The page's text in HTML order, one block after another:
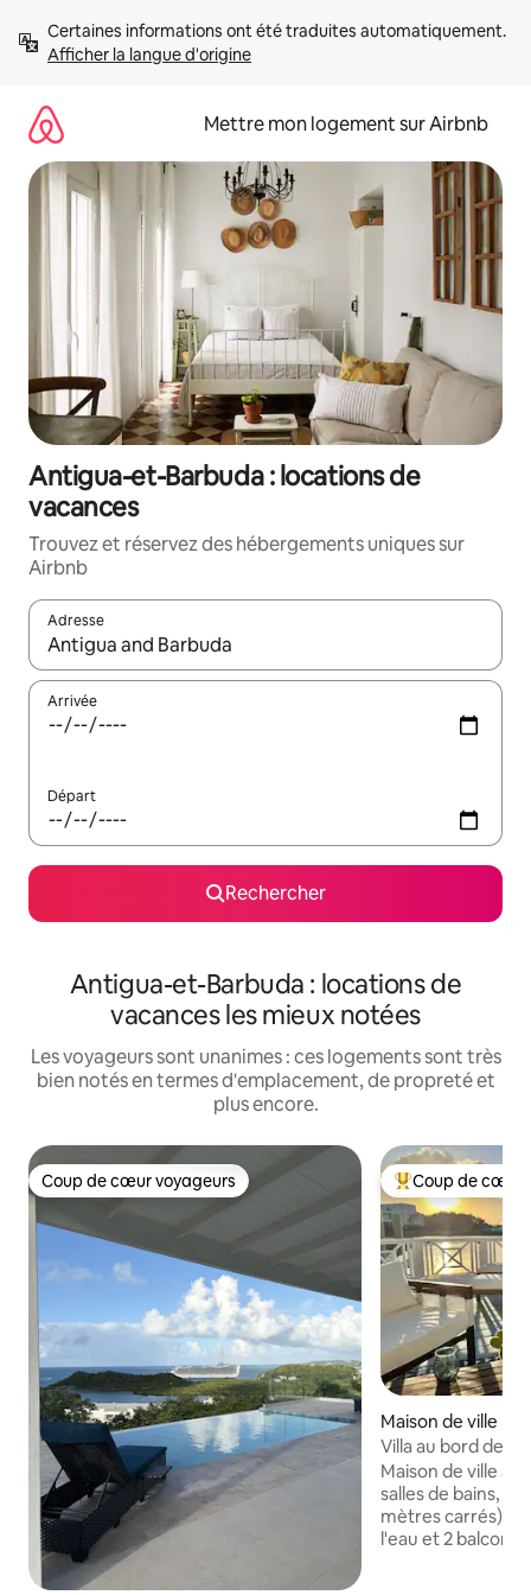
directement
Afficher la langue d'origine
Mettre mon logement sur Airbnb
Antigua-et-Barbuda : locations de
vacances
Trouvez et réservez des hébergements uniques sur
Airbnb
Adresse
Lorsque les résultats s'affichent, utilisez les flèches vers le
Arrivée
Départ
Rechercher
Antigua-et-Barbuda : locations de
vacances les mieux notées
Les voyageurs sont unanimes : ces logements sont très
bien notés en termes d'emplacement, de propreté et
plus encore.
Coup de cœur voyageurs
Coup de cœur voyageurs Coups de cœur
Coup de cœur
Maison de ville ⋅
r
Villa au bord de
tropicale design
Maison de ville
salles de bains,
mètres carrés).
l'eau et 2 balcons